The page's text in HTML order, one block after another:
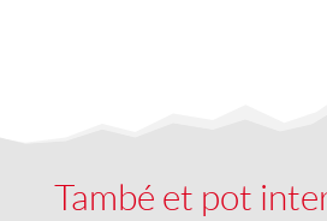
També et pot